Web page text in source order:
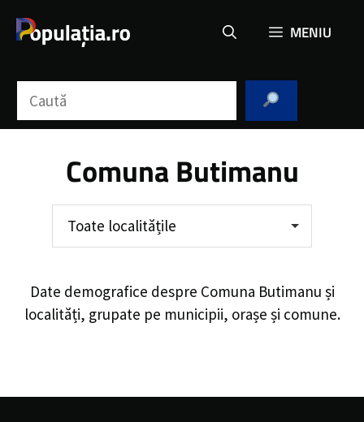
MENIU
Comuna Butimanu
Toate localitățile
Date demografice despre Comuna Butimanu și
localități, grupate pe municipii, orașe și comune.